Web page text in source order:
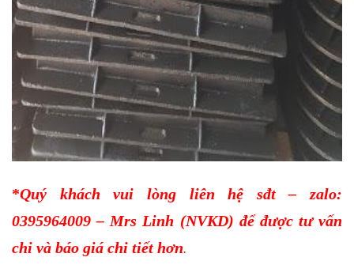
*Quý khách vui lòng liên hệ sđt – zalo:
0395964009 – Mrs Linh (NVKD) để được tư vấn
chi và báo giá chi tiết hơn.